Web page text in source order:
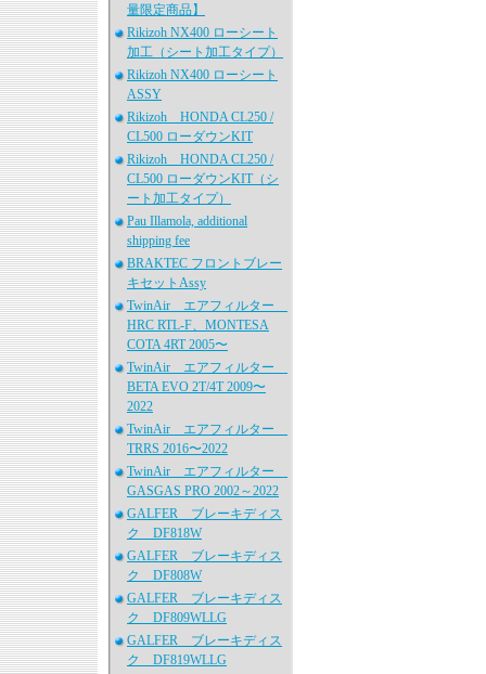
量限定商品】
Rikizoh NX400 ローシート
加工（シート加工タイプ）
Rikizoh NX400 ローシート
ASSY
Rikizoh HONDA CL250 /
CL500 ローダウンKIT
Rikizoh HONDA CL250 /
CL500 ローダウンKIT（シ
ート加工タイプ）
Pau Illamola, additional
shipping fee
BRAKTEC フロントブレー
キセットAssy
TwinAir エアフィルター
HRC RTL-F、MONTESA
COTA 4RT 2005〜
TwinAir エアフィルター
BETA EVO 2T/4T 2009〜
2022
TwinAir エアフィルター
TRRS 2016〜2022
TwinAir エアフィルター
GASGAS PRO 2002～2022
GALFER ブレーキディス
ク DF818W
GALFER ブレーキディス
ク DF808W
GALFER ブレーキディス
ク DF809WLLG
GALFER ブレーキディス
ク DF819WLLG